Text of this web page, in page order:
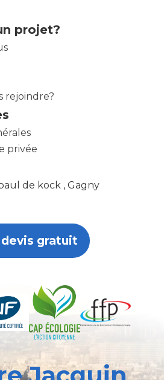
projet?
rejoindre?
privée
de kock , Gagny
gratuit